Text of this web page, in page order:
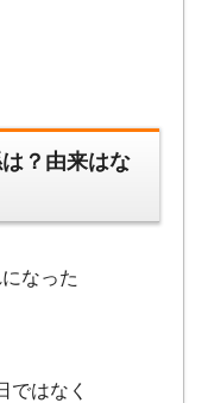
？由来はな
なった
ではなく